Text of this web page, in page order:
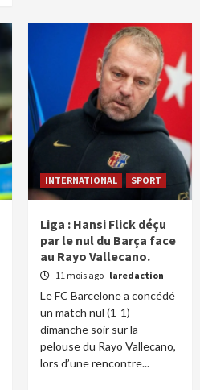
INTERNATIONAL SPORT
Liga : Hansi Flick déçu
par le nul du Barça face
au Rayo Vallecano.
11 mois ago laredaction
Le FC Barcelone a concédé
un match nul (1-1)
dimanche soir sur la
pelouse du Rayo Vallecano,
lors d’une rencontre...